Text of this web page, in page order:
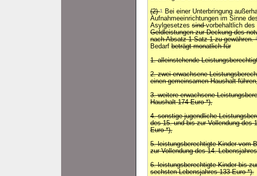
(2)1
Bei einer Unterbringung
Aufnahmeeinrichtungen im Sinne
Asylgesetzes sindvorbehaltlich des
Geldleistungen zur Deckung des
nach Absatz 1 Satz 1 zu gewähren.
Bedarf beträgt monatlich für
1. alleinstehende
2. zwei erwachsene
einen gemeinsamen Haushalt
3. weitere erwachsene
Haushalt 174 Euro *),
4. sonstige jugendliche
des 15. und bis zur Vollendung des
Euro *),
5. leistungsberechtigte Kinder vom
zur Vollendung des 14.
6. leistungsberechtigte Kinder bis
sechsten Lebensjahres 133 Euro *).